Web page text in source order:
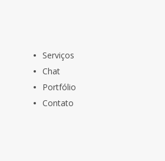
Serviços
Chat
Portfólio
Contato